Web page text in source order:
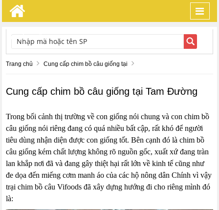
TÌM KIẾM
Trang chủ Cung cấp chim bồ câu giống tại
Cung cấp chim bồ câu giống tại Tam Đường
Trong bối cảnh thị trường về con giống nói chung và con chim bồ
câu giống nói riêng đang có quá nhiều bất cập, rất khó để người
tiêu dùng nhận diện được con giống tốt. Bên cạnh đó là chim bồ
câu giống kém chất lượng không rõ nguồn gốc, xuất xứ đang tràn
lan khắp nơi đã và đang gây thiệt hại rất lớn về kinh tế cũng như
đe dọa đến miếng cơm manh áo của các hộ nông dân Chính vì vậy
trại chim bồ câu Vifoods đã xây dựng hướng đi cho riêng mình đó
là: